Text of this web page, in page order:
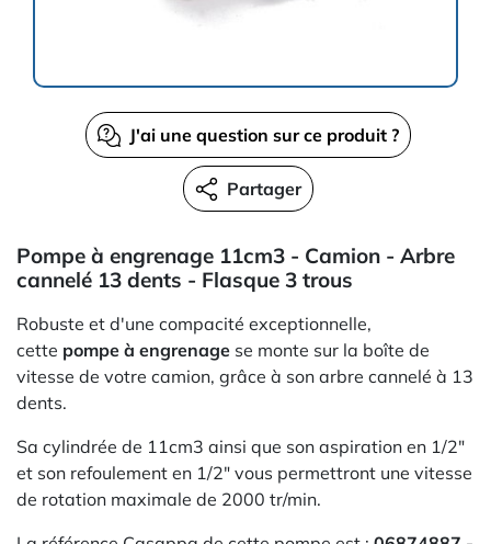
J'ai une question sur ce produit ?
Partager
Pompe à engrenage 11cm3 - Camion - Arbre
cannelé 13 dents - Flasque 3 trous
Robuste et d'une compacité exceptionnelle,
cette pompe à engrenage se monte sur la boîte de
vitesse de votre camion, grâce à son arbre cannelé à 13
dents.
Sa cylindrée de 11cm3 ainsi que son aspiration en 1/2"
et son refoulement en 1/2" vous permettront une vitesse
de rotation maximale de 2000 tr/min.